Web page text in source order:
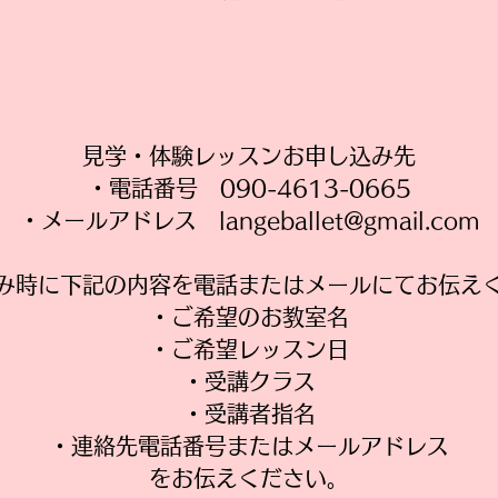
見学・体験レッスンお申し込み先
・電話番号 090-4613-0665
・メールアドレス
langeballet@gmail.com
時に下記の内容を電話またはメールにてお伝え
・ご希望のお教室名
・ご希望レッスン日
・受講クラス
・受講者指名
・連絡先電話番号またはメールアドレス
​をお伝えください。